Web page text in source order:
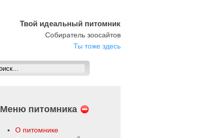
Твой идеальный питомник
Собиратель зоосайтов
Ты тоже здесь
Меню питомника
О питомнике